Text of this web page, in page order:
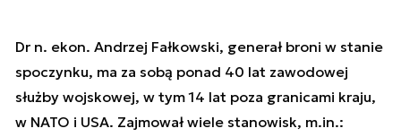
Dr n. ekon. Andrzej Fałkowski, generał broni w stanie
spoczynku, ma za sobą ponad 40 lat zawodowej
służby wojskowej, w tym 14 lat poza granicami kraju,
w NATO i USA. Zajmował wiele stanowisk, m.in.: